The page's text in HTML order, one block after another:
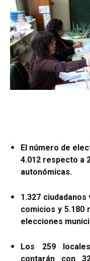
El número de
4.012 respecto a
autonómicas.
1.327
comicios y 5.180
elecciones
Los 259
contarán con